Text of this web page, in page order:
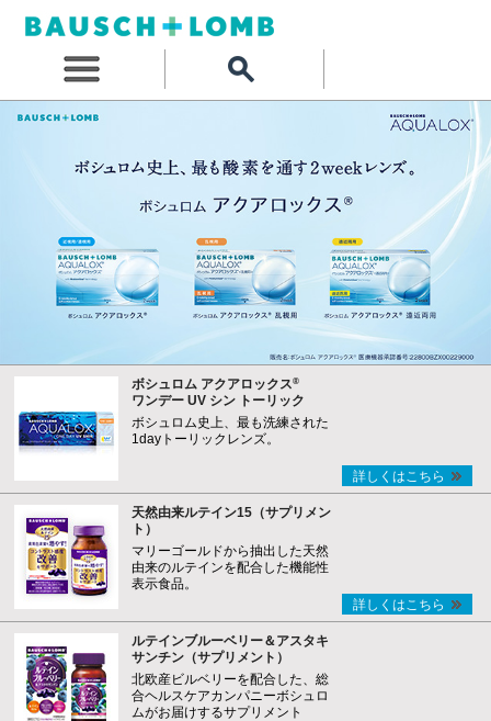
ボシュロム アクアロックス®
ワンデー UV シン トーリック
ボシュロム史上、最も洗練された
1dayトーリックレンズ。
詳しくはこちら
天然由来ルテイン15（サプリメン
ト）
マリーゴールドから抽出した天然
由来のルテインを配合した機能性
表示食品。
詳しくはこちら
ルテインブルーベリー＆アスタキ
サンチン（サプリメント）
北欧産ビルベリーを配合した、総
合ヘルスケアカンパニーボシュロ
ムがお届けするサプリメント